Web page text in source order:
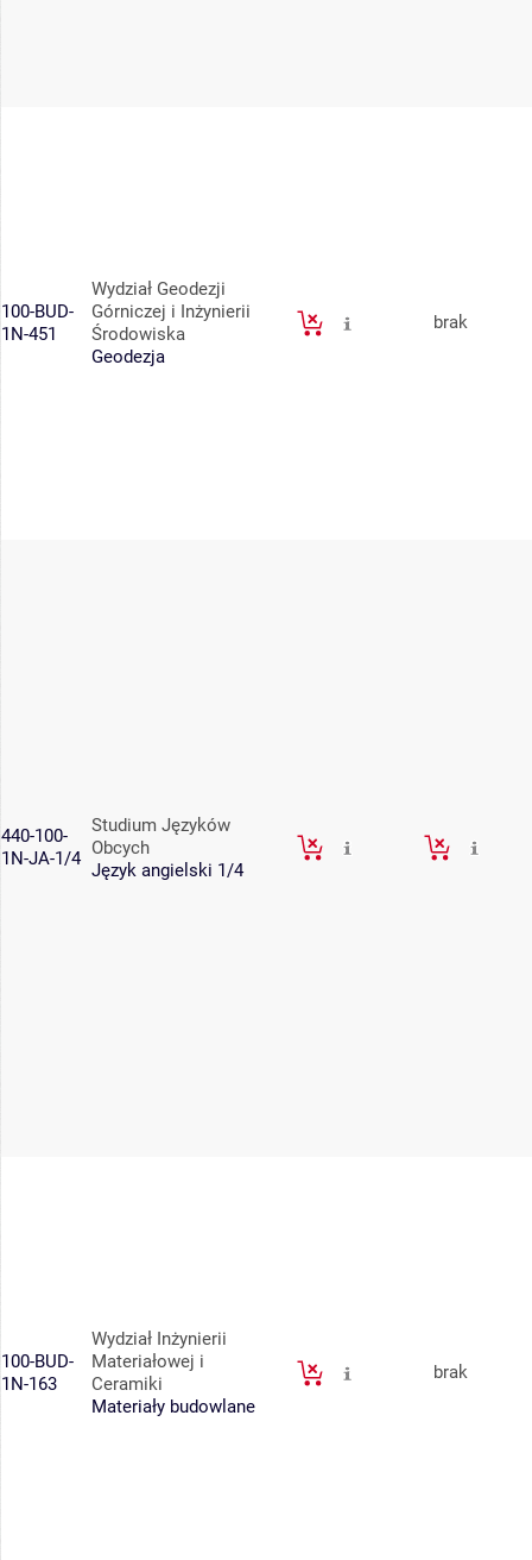
100-BUD-
1N-451
Wydział Geodezji
Górniczej i Inżynierii
Środowiska
Geodezja
brak
440-100-
1N-JA-1/4
Studium Języków
Obcych
Język angielski 1/4
100-BUD-
1N-163
Wydział Inżynierii
Materiałowej i
Ceramiki
Materiały budowlane
brak